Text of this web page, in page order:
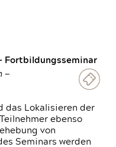
Fortbildungsseminar
—
das Lokalisieren der
ebenso
von
Seminars werden